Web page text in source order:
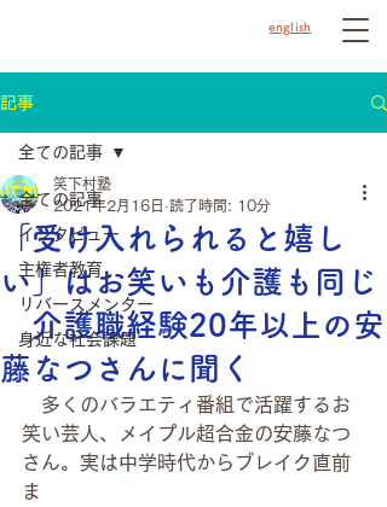
english
記事
全ての記事
インタビュー
主権者教育
リバースメンター
身近な社会課題
全ての記事
「受け入れられると嬉し
い」はお笑いも介護も同じ
介護職経験20年以上の安
藤なつさんに聞く
笑下村塾
2021年2月16日 読了時間: 10分
多くのバラエティ番組で活躍するお
笑い芸人、メイプル超合金の安藤なつ
さん。実は中学時代からブレイク直前
ま